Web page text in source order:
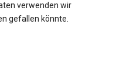
verwenden wir
gefallen könnte.